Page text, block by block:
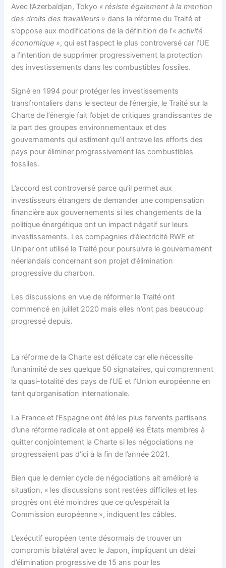
Avec l’Azerbaïdjan, Tokyo « résiste également à la mention
des droits des travailleurs » dans la réforme du Traité et
s’oppose aux modifications de la définition de l’« activité
économique », qui est l’aspect le plus controversé car l’UE
a l’intention de supprimer progressivement la protection
des investissements dans les combustibles fossiles.
Signé en 1994 pour protéger les investissements
transfrontaliers dans le secteur de l’énergie, le Traité sur la
Charte de l’énergie fait l’objet de critiques grandissantes de
la part des groupes environnementaux et des
gouvernements qui estiment qu’il entrave les efforts des
pays pour éliminer progressivement les combustibles
fossiles.
L’accord est controversé parce qu’il permet aux
investisseurs étrangers de demander une compensation
financière aux gouvernements si les changements de la
politique énergétique ont un impact négatif sur leurs
investissements. Les compagnies d’électricité RWE et
Uniper ont utilisé le Traité pour poursuivre le gouvernement
néerlandais concernant son projet d’élimination
progressive du charbon.
Les discussions en vue de réformer le Traité ont
commencé en juillet 2020 mais elles n’ont pas beaucoup
progressé depuis.
La réforme de la Charte est délicate car elle nécessite
l’unanimité de ses quelque 50 signataires, qui comprennent
la quasi-totalité des pays de l’UE et l’Union européenne en
tant qu’organisation internationale.
La France et l’Espagne ont été les plus fervents partisans
d’une réforme radicale et ont appelé les États membres à
quitter conjointement la Charte si les négociations ne
progressaient pas d’ici à la fin de l’année 2021.
Bien que le dernier cycle de négociations ait amélioré la
situation, « les discussions sont restées difficiles et les
progrès ont été moindres que ce qu’espérait la
Commission européenne », indiquent les câbles.
L’exécutif européen tente désormais de trouver un
compromis bilatéral avec le Japon, impliquant un délai
d’élimination progressive de 15 ans pour les